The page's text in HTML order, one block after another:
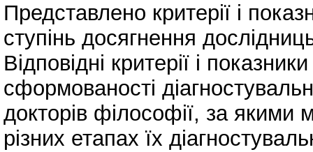
Представлено критерії і
ступінь досягнення
Відповідні критерії і
сформованості
докторів філософії, за якими
різних етапах їх